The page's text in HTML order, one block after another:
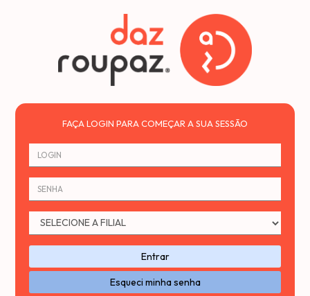
FAÇA LOGIN PARA COMEÇAR A SUA SESSÃO
Entrar
Esqueci minha senha